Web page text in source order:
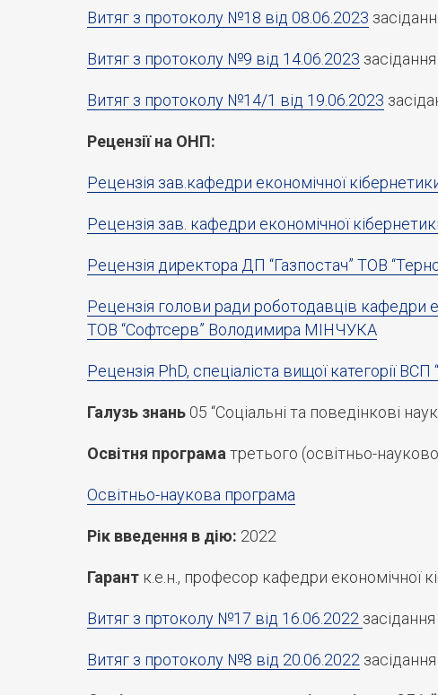
Витяг з протоколу №18 від 08.06.2023
Витяг з протоколу №9 від 14.06.2023
Витяг з протоколу №14/1 від 19.06.2023
Рецензії на ОНП:
Рецензія зав.кафедри економічної
Рецензія зав. кафедри економічної
Рецензія директора ДП “Газпостач” ТОВ
Рецензія голови ради роботодавців кафедри
ТОВ “Софтсерв” Володимира МІНЧУКА
Рецензія PhD, спеціаліста вищої категорії
Галузь знань 05 “Соціальні та поведінкові
Освітня програма третього (освітньо-
Освітньо-наукова програма
Рік введення в дію: 2022
Гарант к.е.н., професор кафедри економічної
Витяг з пртоколу №17 від 16.06.2022
Витяг з протоколу №8 від 20.06.2022